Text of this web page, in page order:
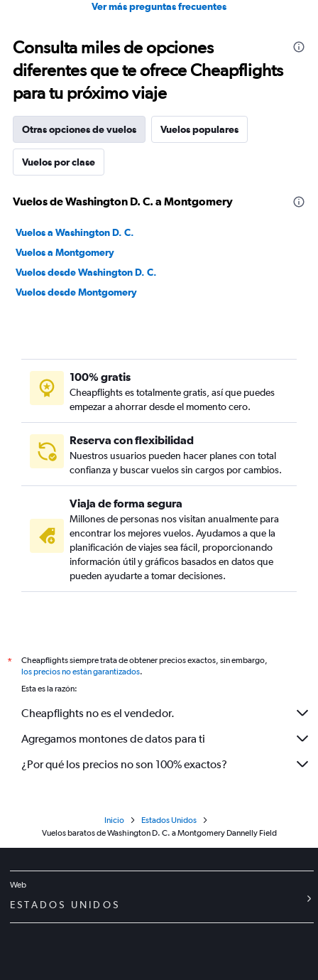
Ver más preguntas frecuentes
Consulta miles de opciones
diferentes que te ofrece Cheapflights
para tu próximo viaje
Otras opciones de vuelos Vuelos populares
Vuelos por clase
Vuelos de Washington D. C. a Montgomery
Vuelos a Washington D. C.
Vuelos a Montgomery
Vuelos desde Washington D. C.
Vuelos desde Montgomery
100% gratis
Cheapflights es totalmente gratis, así que puedes
empezar a ahorrar desde el momento cero.
Reserva con flexibilidad
Nuestros usuarios pueden hacer planes con total
confianza y buscar vuelos sin cargos por cambios.
Viaja de forma segura
Millones de personas nos visitan anualmente para
encontrar los mejores vuelos. Ayudamos a que la
planificación de viajes sea fácil, proporcionando
información útil y gráficos basados en datos que
pueden ayudarte a tomar decisiones.
*
Cheapflights siempre trata de obtener precios exactos, sin embargo,
los precios no están garantizados.
Esta es la razón:
Cheapflights no es el vendedor.
Agregamos montones de datos para ti
¿Por qué los precios no son 100% exactos?
Inicio
Estados Unidos
Vuelos baratos de Washington D. C. a Montgomery Dannelly Field
Web
ESTADOS UNIDOS